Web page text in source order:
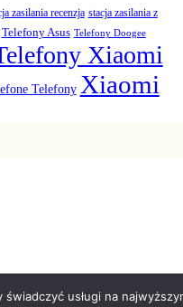
zasilania recenzja stacja zasilania z
Telefony Asus Telefony Doogee
Xiaomi
Telefony Xiaomi
usługi na